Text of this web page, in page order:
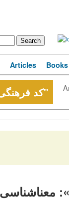
Articles Books
کد فرهنگی عبارت "مثل کاج لباس بپوش"